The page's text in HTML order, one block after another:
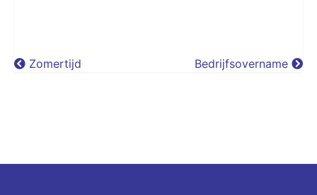
Zomertijd Bedrijfsovername